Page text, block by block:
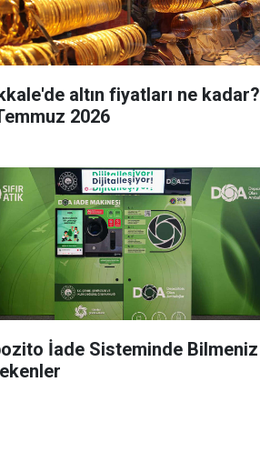
altın fiyatları ne kadar?
2026
İade Sisteminde Bilmeniz